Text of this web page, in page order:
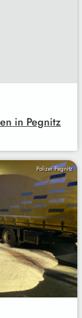
in Pegnitz
Polizei Pegnitz